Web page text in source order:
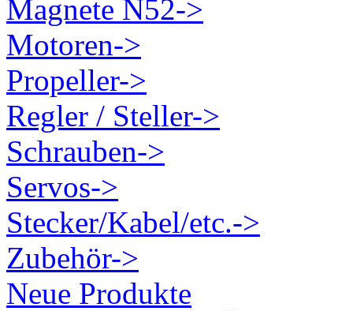
Magnete N52->
Motoren->
Propeller->
Regler / Steller->
Schrauben->
Servos->
Stecker/Kabel/etc.->
Zubehör->
Neue Produkte